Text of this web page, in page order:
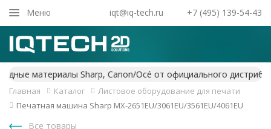
Меню
iqt@iq-tech.ru
+7 (495) 139-54-43
Главная Каталог
Листовое оборудование для печати
Печатная машина Sharp MX-2651EU/3061EU/3561EU/4061EU
Все товары